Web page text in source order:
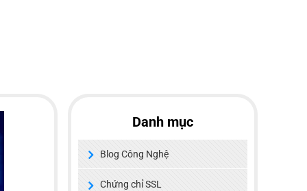
Danh mục
Blog Công Nghệ
Chứng chỉ SSL